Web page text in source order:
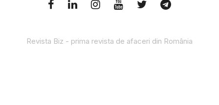
Revista Biz - prima revista de afaceri din România